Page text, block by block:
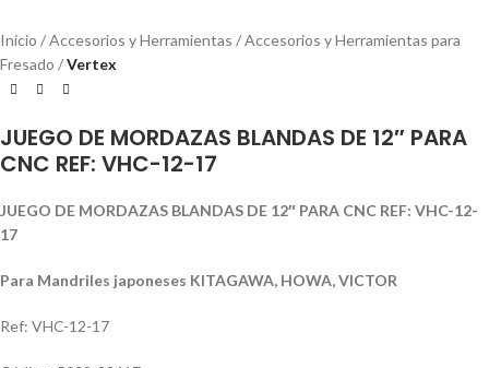
Inicio Accesorios y Herramientas
Accesorios y Herramientas para
Fresado
Vertex
JUEGO DE MORDAZAS BLANDAS DE 12″ PARA
CNC REF: VHC-12-17
JUEGO DE MORDAZAS BLANDAS DE 12″ PARA CNC REF: VHC-12-
17
Para Mandriles japoneses KITAGAWA, HOWA, VICTOR
Ref: VHC-12-17